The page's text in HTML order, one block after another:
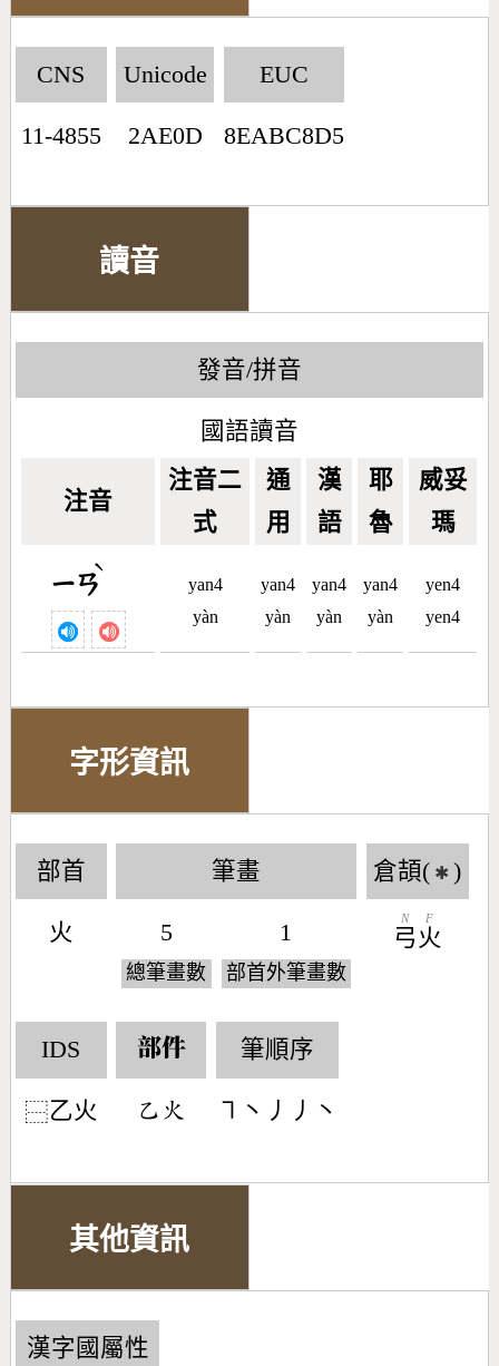
CNS
11-4855
Unicode
2AE0D
EUC
8EABC8D5
讀音
發音/拼音
國語讀音
注音
注音二
式
通
用
漢
語
耶
魯
威妥
瑪
ㄧㄢ
ˋ
yan4
yàn
yan4
yàn
yan4
yàn
yan4
yàn
yen4
yen4
字形資訊
部首
火
筆畫
5
總筆畫數
1
部首外筆畫數
倉頡( ✱ )
弓
N
火
F
IDS
⿱乙火
部件
󶀇󶃸
筆順序
㇕丶丿丿丶
其他資訊
漢字國屬性